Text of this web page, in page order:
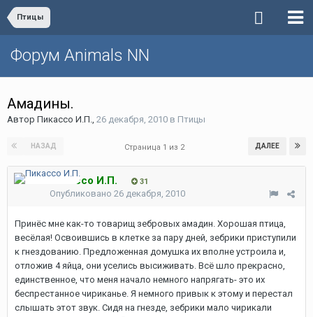
Птицы
Форум Animals NN
Амадины.
Автор Пикассо И.П., 26 декабря, 2010 в Птицы
НАЗАД ДАЛЕЕ
Страница 1 из 2
Пикассо И.П. 31
Опубликовано 26 декабря, 2010
Принёс мне как-то товарищ зебровых амадин. Хорошая птица,
весёлая! Освоившись в клетке за пару дней, зебрики приступили
к гнездованию. Предложенная домушка их вполне устроила и,
отложив 4 яйца, они уселись высиживать. Всё шло прекрасно,
единственное, что меня начало немного напрягать- это их
беспрестанное чириканье. Я немного привык к этому и перестал
слышать этот звук. Сидя на гнезде, зебрики мало чирикали